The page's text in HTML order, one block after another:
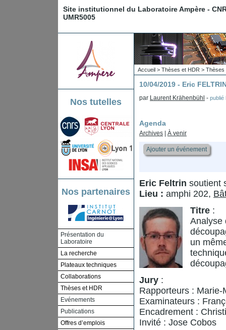
Site institutionnel du Laboratoire Ampère -
UMR5005
Nos tutelles
Nos partenaires
Présentation du
Laboratoire
La recherche
Plateaux techniques
Collaborations
Thèses et HDR
Evénements
Publications
Offres d’emplois
Accueil > Thèses et HDR > Thèses
10/04/2019 - Eric
par Laurent Krähenbühl - publié
Agenda
Archives À venir
Ajouter un événement
Eric Feltrin soutient
Lieu : amphi 202,
Titre :
Analyse
un
Jury :
Rapporteurs :
Examinateurs :
Encadrement :
Invité : Jose Cobos